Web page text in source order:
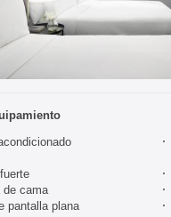
de cama
pantalla plana